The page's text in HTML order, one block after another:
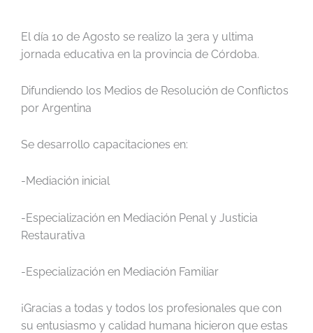
El día 10 de Agosto se realizo la 3era y ultima
jornada educativa en la provincia de Córdoba.
Difundiendo los Medios de Resolución de Conflictos
por Argentina
Se desarrollo capacitaciones en:
-Mediación inicial
-Especialización en Mediación Penal y Justicia
Restaurativa
-Especialización en Mediación Familiar
¡Gracias a todas y todos los profesionales que con
su entusiasmo y calidad humana hicieron que estas